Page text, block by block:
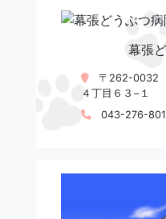
幕張
〒262-0032
４丁目６３−１
043-276-